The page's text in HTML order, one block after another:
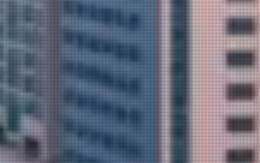
. 성장 ,마지
민하고 합리적
다.